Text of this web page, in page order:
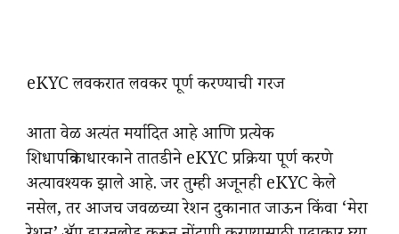
eKYC लवकरात लवकर पूर्ण करण्याची गरज
आता वेळ अत्यंत मर्यादित आहे आणि प्रत्येक
शिधापत्रिकाधारकाने तातडीने eKYC प्रक्रिया पूर्ण करणे
अत्यावश्यक झाले आहे. जर तुम्ही अजूनही eKYC केले
नसेल, तर आजच जवळच्या रेशन दुकानात जाऊन किंवा ‘मेरा